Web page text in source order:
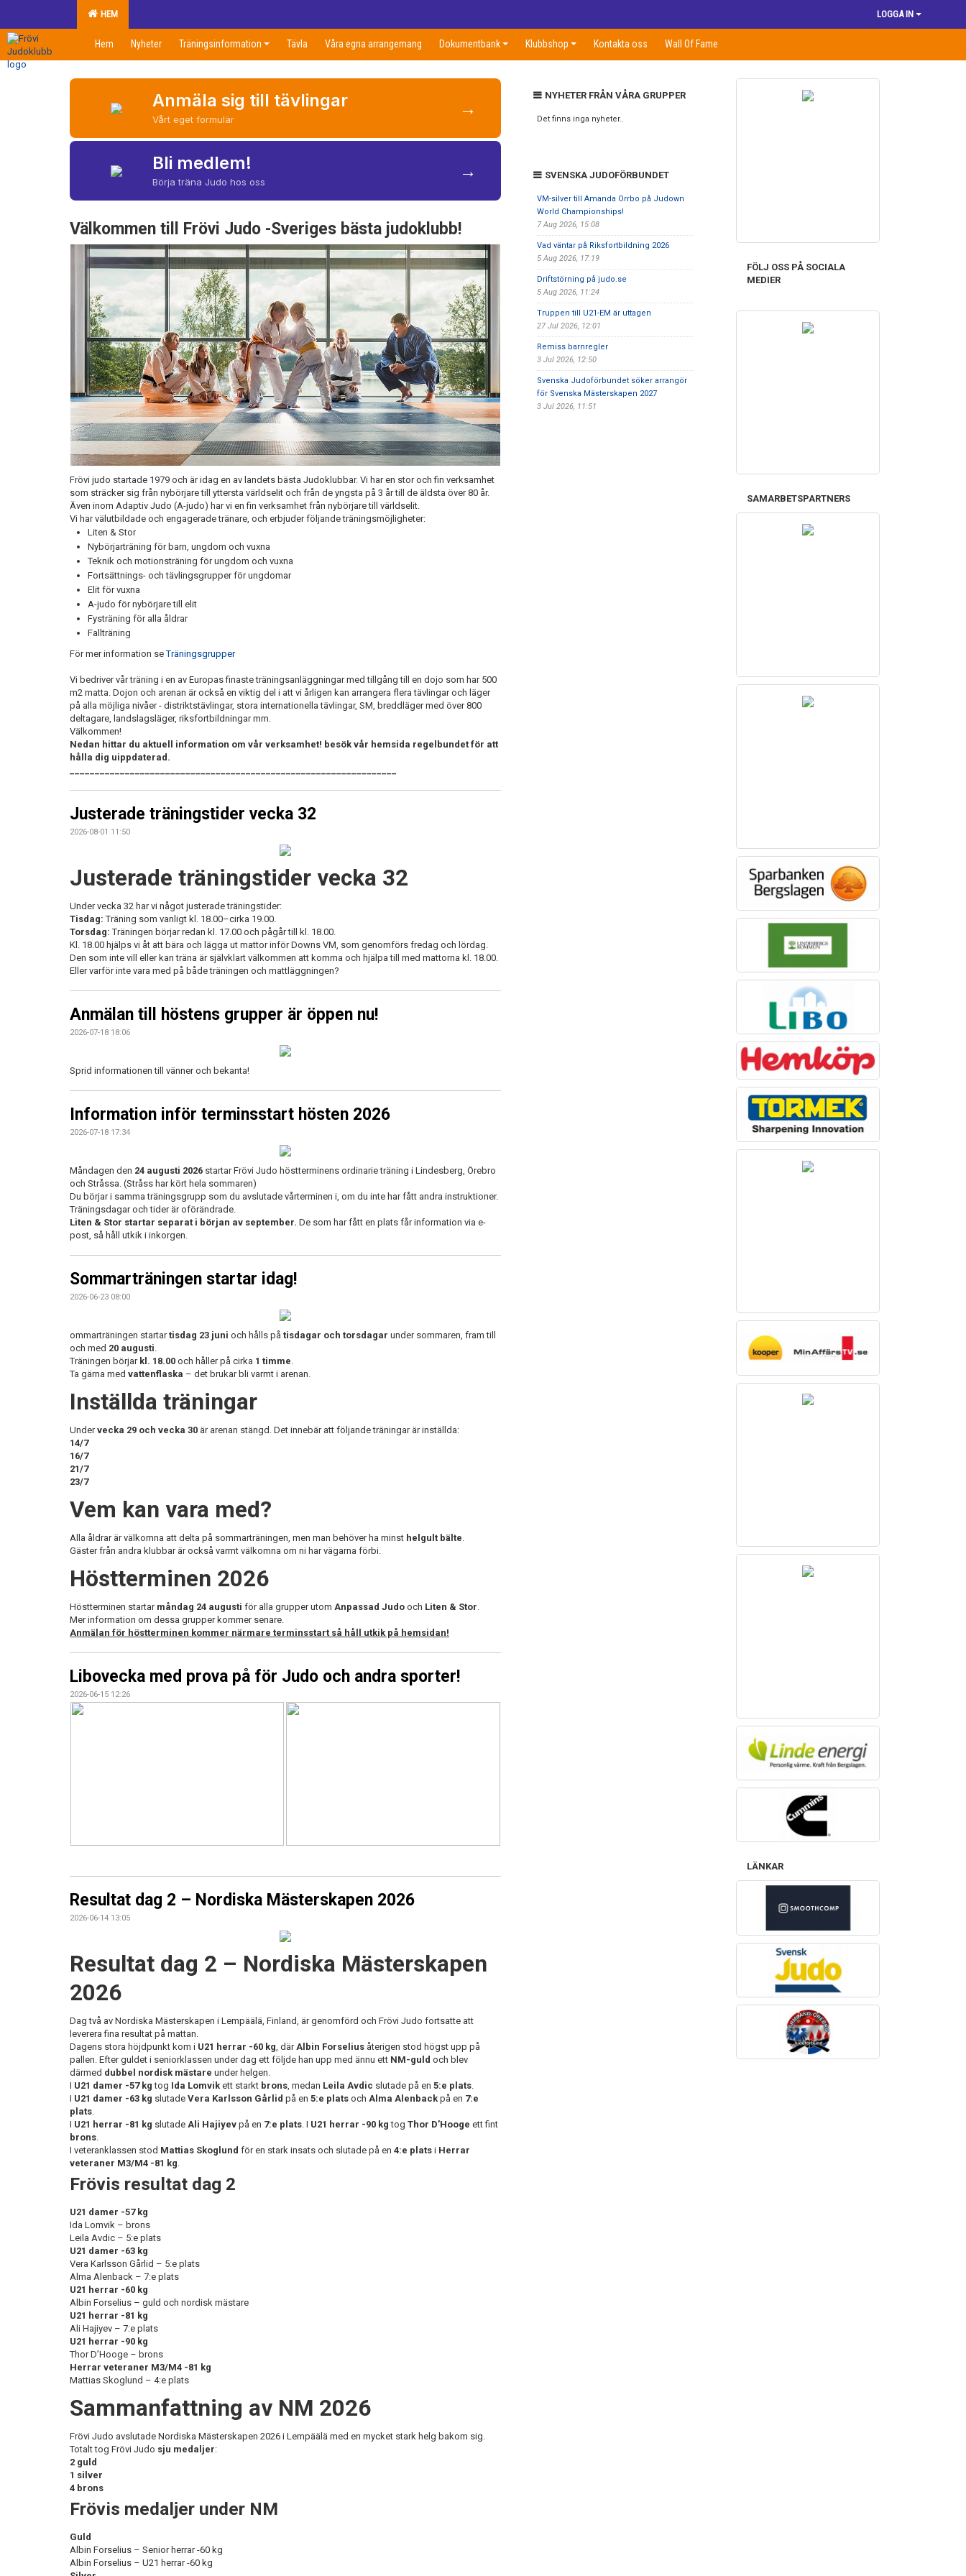
HEM LOGGA IN
Hem Nyheter Träningsinformation Tävla Våra egna arrangemang Dokumentbank Klubbshop Kontakta oss Wall Of Fame
Anmäla sig till tävlingar
Vårt eget formulär
→
Bli medlem!
Börja träna Judo hos oss
→
Välkommen till Frövi Judo -Sveriges bästa judoklubb!
Frövi judo startade 1979 och är idag en av landets bästa Judoklubbar. Vi har en stor och fin verksamhet
som sträcker sig från nybörjare till yttersta världselit och från de yngsta på 3 år till de äldsta över 80 år.
Även inom Adaptiv Judo (A-judo) har vi en fin verksamhet från nybörjare till världselit.
Vi har välutbildade och engagerade tränare, och erbjuder följande träningsmöjligheter:
Liten & Stor
Nybörjarträning för barn, ungdom och vuxna
Teknik och motionsträning för ungdom och vuxna
Fortsättnings- och tävlingsgrupper för ungdomar
Elit för vuxna
A-judo för nybörjare till elit
Fysträning för alla åldrar
Fallträning
För mer information seTräningsgrupper
Vi bedriver vår träning i en av Europas finaste träningsanläggningar med tillgång till en dojo som har 500
m2 matta. Dojon och arenan är också en viktig del i att vi årligen kan arrangera flera tävlingar och läger
på alla möjliga nivåer - distriktstävlingar, stora internationella tävlingar, SM, breddläger med över 800
deltagare, landslagsläger, riksfortbildningar mm.
Välkommen!
Nedan hittar du aktuell information om vår verksamhet! besök vår hemsida regelbundet för att
hålla dig uippdaterad.
_________________________________________________________________
Justerade träningstider vecka 32
2026-08-01 11:50
Justerade träningstider vecka 32
Under vecka 32 har vi något justerade träningstider:
Tisdag: Träning som vanligt kl. 18.00–cirka 19.00.
Torsdag: Träningen börjar redan kl. 17.00 och pågår till kl. 18.00.
Kl. 18.00 hjälps vi åt att bära och lägga ut mattor inför Downs VM, som genomförs fredag och lördag.
Den som inte vill eller kan träna är självklart välkommen att komma och hjälpa till med mattorna kl. 18.00.
Eller varför inte vara med på både träningen och mattläggningen?
Anmälan till höstens grupper är öppen nu!
2026-07-18 18:06
Sprid informationen till vänner och bekanta!
Information inför terminsstart hösten 2026
2026-07-18 17:34
Måndagen den 24 augusti 2026 startar Frövi Judo höstterminens ordinarie träning i Lindesberg, Örebro
och Stråssa. (Stråss har kört hela sommaren)
Du börjar i samma träningsgrupp som du avslutade vårterminen i, om du inte har fått andra instruktioner.
Träningsdagar och tider är oförändrade.
Liten & Stor startar separat i början av september. De som har fått en plats får information via e-
post, så håll utkik i inkorgen.
Sommarträningen startar idag!
2026-06-23 08:00
ommarträningen startartisdag 23 juni och hålls på tisdagar och torsdagar under sommaren, fram till
och med 20 augusti.
Träningen börjar kl. 18.00 och håller på cirka 1 timme.
Ta gärna med vattenflaska – det brukar bli varmt i arenan.
Inställda träningar
Undervecka 29 och vecka 30 är arenan stängd. Det innebär att följande träningar är inställda:
14/7
16/7
21/7
23/7
Vem kan vara med?
Alla åldrar är välkomna att delta på sommarträningen, men man behöver ha minst helgult bälte.
Gäster från andra klubbar är också varmt välkomna om ni har vägarna förbi.
Höstterminen 2026
Höstterminen startar måndag 24 augusti för alla grupper utom Anpassad Judo och Liten & Stor.
Mer information om dessa grupper kommer senare.
Anmälan för höstterminen kommer närmare terminsstart så håll utkik på hemsidan!
Libovecka med prova på för Judo och andra sporter!
2026-06-15 12:26
Resultat dag 2 – Nordiska Mästerskapen 2026
2026-06-14 13:05
Resultat dag 2 – Nordiska Mästerskapen
2026
Dag två av Nordiska Mästerskapen i Lempäälä, Finland, är genomförd och Frövi Judo fortsatte att
leverera fina resultat på mattan.
Dagens stora höjdpunkt kom i U21 herrar -60 kg, därAlbin Forselius återigen stod högst upp på
pallen. Efter guldet i seniorklassen under dag ett följde han upp med ännu ett NM-guld och blev
därmed dubbel nordisk mästare under helgen.
I U21 damer -57 kg tog Ida Lomvik ett starkt brons, medan Leila Avdic slutade på en 5:e plats.
I U21 damer -63 kg slutade Vera Karlsson Gårlid på en 5:e plats och Alma Alenback på en 7:e
plats.
I U21 herrar -81 kg slutade Ali Hajiyev på en 7:e plats. I U21 herrar -90 kg tog Thor D’Hooge ett fint
brons.
I veteranklassen stod Mattias Skoglund för en stark insats och slutade på en 4:e plats i Herrar
veteraner M3/M4 -81 kg.
Frövis resultat dag 2
U21 damer -57 kg
Ida Lomvik – brons
Leila Avdic – 5:e plats
U21 damer -63 kg
Vera Karlsson Gårlid – 5:e plats
Alma Alenback – 7:e plats
U21 herrar -60 kg
Albin Forselius – guld och nordisk mästare
U21 herrar -81 kg
Ali Hajiyev – 7:e plats
U21 herrar -90 kg
Thor D’Hooge – brons
Herrar veteraner M3/M4 -81 kg
Mattias Skoglund – 4:e plats
Sammanfattning av NM 2026
Frövi Judo avslutade Nordiska Mästerskapen 2026 i Lempäälä med en mycket stark helg bakom sig.
Totalt tog Frövi Judo sju medaljer:
2 guld
1 silver
4 brons
Frövis medaljer under NM
Guld
Albin Forselius – Senior herrar -60 kg
Albin Forselius – U21 herrar -60 kg
NYHETER FRÅN VÅRA GRUPPER
Det finns inga nyheter..
SVENSKA JUDOFÖRBUNDET
VM-silver till Amanda Orrbo på Judown
World Championships!
7 Aug 2026, 15:08
Vad väntar på Riksfortbildning 2026
5 Aug 2026, 17:19
Driftstörning på judo.se
5 Aug 2026, 11:24
Truppen till U21-EM är uttagen
27 Jul 2026, 12:01
Remiss barnregler
3 Jul 2026, 12:50
Svenska Judoförbundet söker arrangör
för Svenska Mästerskapen 2027
3 Jul 2026, 11:51
FÖLJ OSS PÅ SOCIALA
MEDIER
SAMARBETSPARTNERS
LÄNKAR